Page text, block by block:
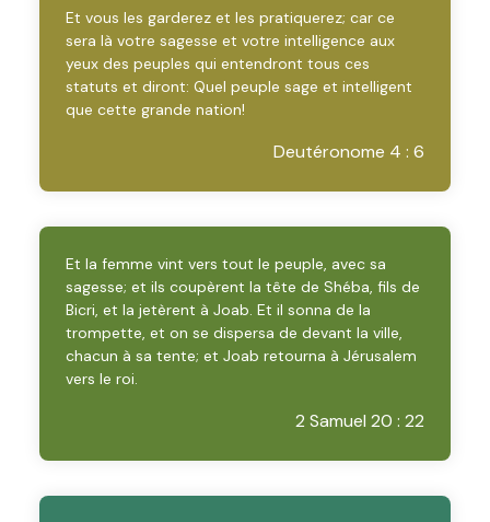
Et vous les garderez et les pratiquerez; car ce
sera là votre sagesse et votre intelligence aux
yeux des peuples qui entendront tous ces
statuts et diront: Quel peuple sage et intelligent
que cette grande nation!
Deutéronome 4 : 6
Et la femme vint vers tout le peuple, avec sa
sagesse; et ils coupèrent la tête de Shéba, fils de
Bicri, et la jetèrent à Joab. Et il sonna de la
trompette, et on se dispersa de devant la ville,
chacun à sa tente; et Joab retourna à Jérusalem
vers le roi.
2 Samuel 20 : 22